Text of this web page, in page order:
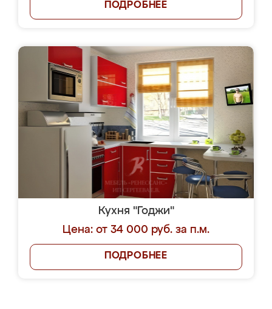
ПОДРОБНЕЕ
Кухня "Годжи"
Цена: от 34 000 руб. за п.м.
ПОДРОБНЕЕ